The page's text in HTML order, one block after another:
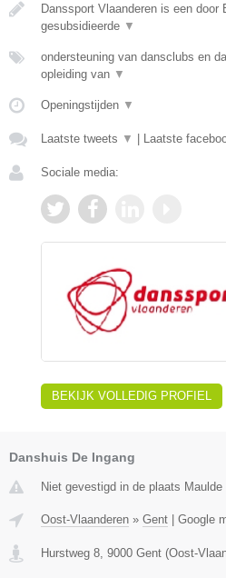
Danssport Vlaanderen is een door
gesubsidieerde ▼
ondersteuning van dansclubs en
opleiding van ▼
Openingstijden ▼
Laatste tweets ▼ Laatste
Sociale media:
BEKIJK VOLLEDIG PROFIEL
Danshuis De Ingang
Niet gevestigd in de plaats
Oost-Vlaanderen » Gent Google
Hurstweg 8 9000 Gent (Oost-